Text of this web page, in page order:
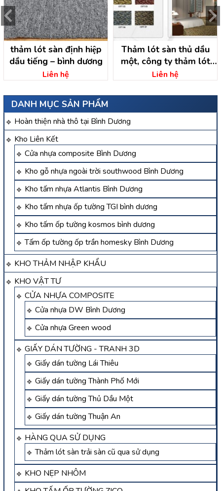
DANH MỤC SẢN PHẨM
Hoàn thiện nhà thô tại Bình Dương
Kho Liên Kết
Cửa nhựa composite Bình Dương
Kho gỗ nhựa ngoài trời southwood Bình Dương
Kho tấm nhựa Atlantis Bình Dương
Kho tấm nhựa ốp tường TGI bình dương
Kho tấm ốp tường kosmos bình dương
Tấm ốp tường ốp trần homesky Bình Dương
KHO THẢM NHẬP KHẨU
KHO VẬT TƯ
CỬA NHỰA COMPOSITE
Cửa nhựa DW Bình Dương
Cửa nhựa Green wood
GIẤY DÁN TƯỜNG - TRANH 3D
Giấy dán tường Lái Thiêu
Giấy dán tường Thành Phố Mới
Giấy dán tường Thủ Dầu Một
Giấy dán tường Thuận An
HÀNG QUA SỬ DỤNG
Thảm lót sàn trải sàn cũ qua sử dụng
KHO NẸP NHÔM
thảm lót sàn định hiệp
dầu tiếng – bình dương
Liên hệ
Thảm lót sàn thủ dầu
một, công ty thảm lót
sàn bình dương
Liên hệ